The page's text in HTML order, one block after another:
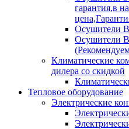
гарантия,в
Осушители
Осушители
Климатические
дилера со скидкой
Тепловое оборудование
Электрические